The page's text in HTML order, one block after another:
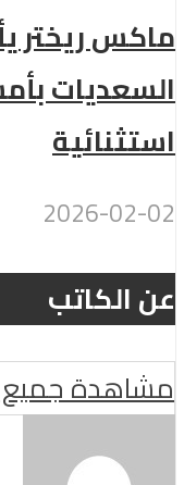
ماكس ريختر
السعديات
استثنائية
2026-02-02
عن الكاتب
مشاهدة جميع